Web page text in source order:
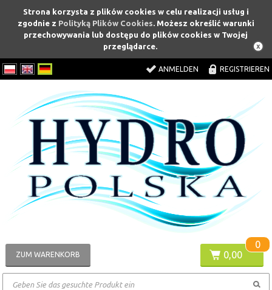
Strona korzysta z plików cookies w celu realizacji usług i
zgodnie z Polityką Plików Cookies. Możesz określić warunki
przechowywania lub dostępu do plików cookies w Twojej
przeglądarce.
ANMELDEN REGISTRIEREN
0,00
0
ZUM WARENKORB
GEHEN